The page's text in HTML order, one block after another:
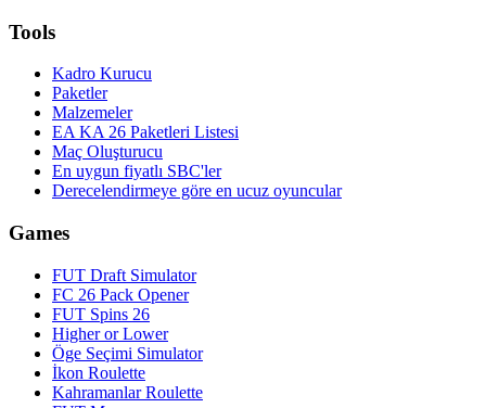
Tools
Kadro Kurucu
Paketler
Malzemeler
EA KA 26 Paketleri Listesi
Maç Oluşturucu
En uygun fiyatlı SBC'ler
Derecelendirmeye göre en ucuz oyuncular
Games
FUT Draft Simulator
FC 26 Pack Opener
FUT Spins 26
Higher or Lower
Öge Seçimi Simulator
İkon Roulette
Kahramanlar Roulette